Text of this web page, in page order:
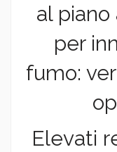
al
per
fumo:
Elevati